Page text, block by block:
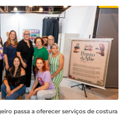
passa a oferecer serviços de costura